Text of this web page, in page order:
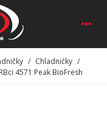
/ Chladničky /
4571 Peak BioFresh